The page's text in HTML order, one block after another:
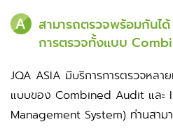
สามารถตรวจพร้อมกันไ
การตรวจทั้งแบบ
JQA ASIA มีบริการการตรวจหลา
แบบของ Combined Audit และ
Management System) ท่านสาม